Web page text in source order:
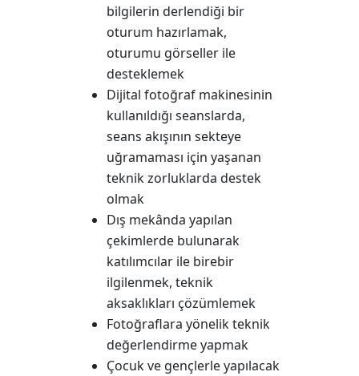
bilgilerin derlendiği bir
oturum hazırlamak,
oturumu görseller ile
desteklemek
Dijital fotoğraf makinesinin
kullanıldığı seanslarda,
seans akışının sekteye
uğramaması için yaşanan
teknik zorluklarda destek
olmak
Dış mekânda yapılan
çekimlerde bulunarak
katılımcılar ile birebir
ilgilenmek, teknik
aksaklıkları çözümlemek
Fotoğraflara yönelik teknik
değerlendirme yapmak
Çocuk ve gençlerle yapılacak